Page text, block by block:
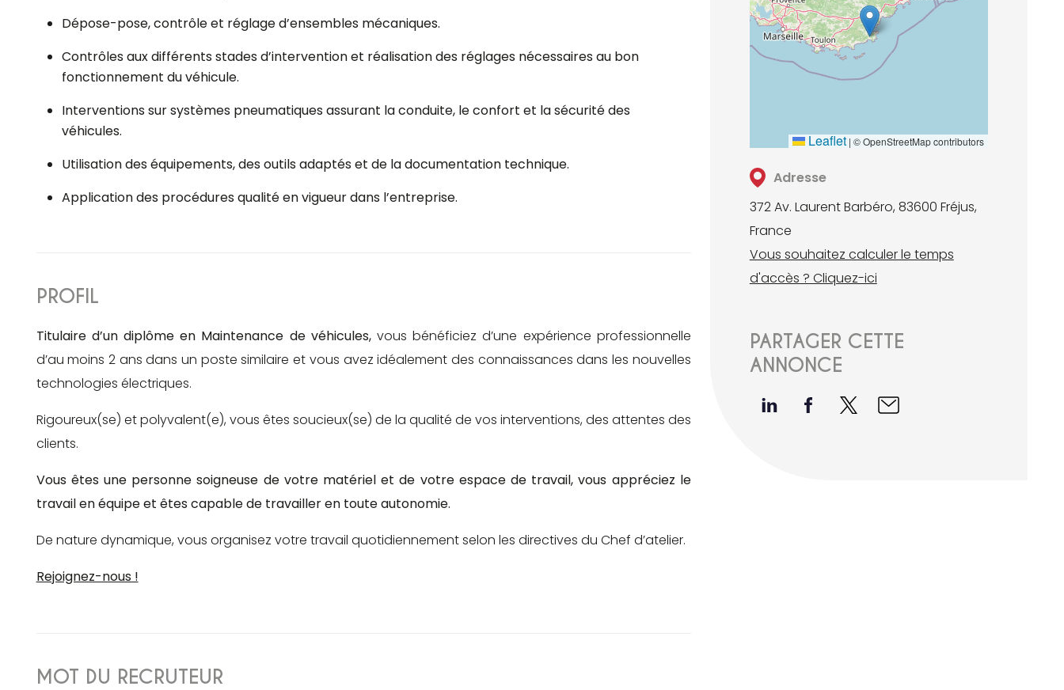
Dépose-pose, contrôle et réglage d’ensembles mécaniques.
Contrôles aux différents stades d’intervention et réalisation des réglages nécessaires au bon
fonctionnement du véhicule.
Interventions sur systèmes pneumatiques assurant la conduite, le confort et la sécurité des
véhicules.
Utilisation des équipements, des outils adaptés et de la documentation technique.
Application des procédures qualité en vigueur dans l’entreprise.
PROFIL
Titulaire d’un diplôme en Maintenance de véhicules, vous bénéficiez d’une expérience professionnelle
d’au moins 2 ans dans un poste similaire et vous avez idéalement des connaissances dans les nouvelles
technologies électriques.
Rigoureux(se) et polyvalent(e), vous êtes soucieux(se) de la qualité de vos interventions, des attentes des
clients.
Vous êtes une personne soigneuse de votre matériel et de votre espace de travail, vous appréciez le
travail en équipe et êtes capable de travailler en toute autonomie.
De nature dynamique, vous organisez votre travail quotidiennement selon les directives du Chef d’atelier.
Rejoignez-nous !
MOT DU RECRUTEUR
Leaflet | © OpenStreetMap contributors
Adresse
372 Av. Laurent Barbéro, 83600 Fréjus,
France
Vous souhaitez calculer le temps
d'accès ? Cliquez-ici
PARTAGER CETTE
ANNONCE